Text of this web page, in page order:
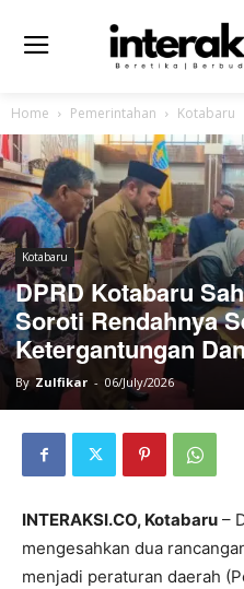
Home Pemerintahan Kotabaru
Kotabaru
DPRD Kotabaru
Soroti Rendahnya
Ketergantungan
By Zulfikar - 06/July/2026
INTERAKSI.CO, Kotabaru –
mengesahkan dua
menjadi peraturan daerah